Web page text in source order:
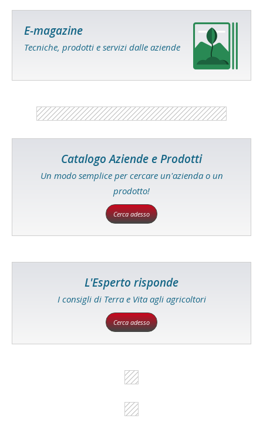
E-magazine
Tecniche, prodotti e servizi dalle aziende
Catalogo Aziende e Prodotti
Un modo semplice per cercare un'azienda o un
prodotto!
Cerca adesso
L'Esperto risponde
I consigli di Terra e Vita agli agricoltori
Cerca adesso